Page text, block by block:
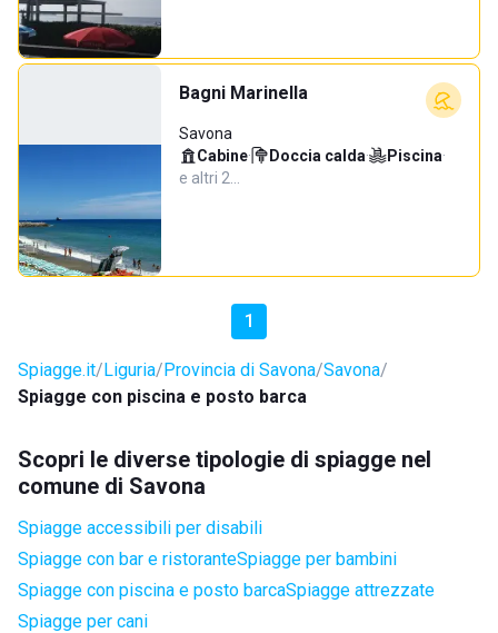
Bagni Marinella
Savona
Cabine· Doccia calda· Piscina·
e altri 2…
1
Spiagge.it Liguria Provincia di Savona Savona
Spiagge con piscina e posto barca
Scopri le diverse tipologie di spiagge nel
comune di Savona
Spiagge accessibili per disabili
Spiagge con bar e ristoranteSpiagge per bambini
Spiagge con piscina e posto barcaSpiagge attrezzate
Spiagge per cani